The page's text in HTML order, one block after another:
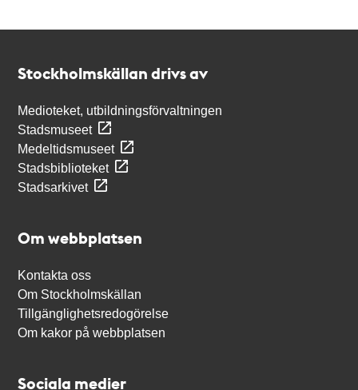
Stockholmskällan drivs av
Medioteket, utbildningsförvaltningen
Stadsmuseet
Medeltidsmuseet
Stadsbiblioteket
Stadsarkivet
Om webbplatsen
Kontakta oss
Om Stockholmskällan
Tillgänglighetsredogörelse
Om kakor på webbplatsen
Sociala medier